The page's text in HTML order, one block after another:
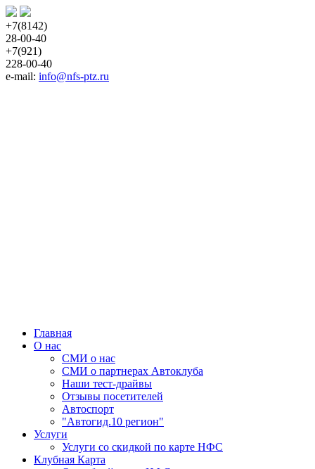
+7(8142)
28-00-40
+7(921)
228-00-40
e-mail: info@nfs-ptz.ru
Главная
О нас
СМИ о нас
СМИ о партнерах Автоклуба
Наши тест-драйвы
Отзывы посетителей
Автоспорт
"Автогид.10 регион"
Услуги
Услуги со скидкой по карте НФС
Клубная Карта